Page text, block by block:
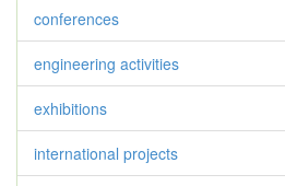
conferences
engineering activities
exhibitions
international projects